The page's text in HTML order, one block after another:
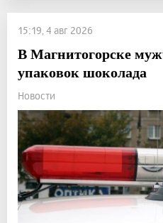
15:19, 4 авг 2026
В Магнитогорске
упаковок шоколада
Новости